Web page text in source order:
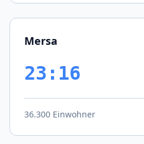
Mersa
23:16
36.300 Einwohner